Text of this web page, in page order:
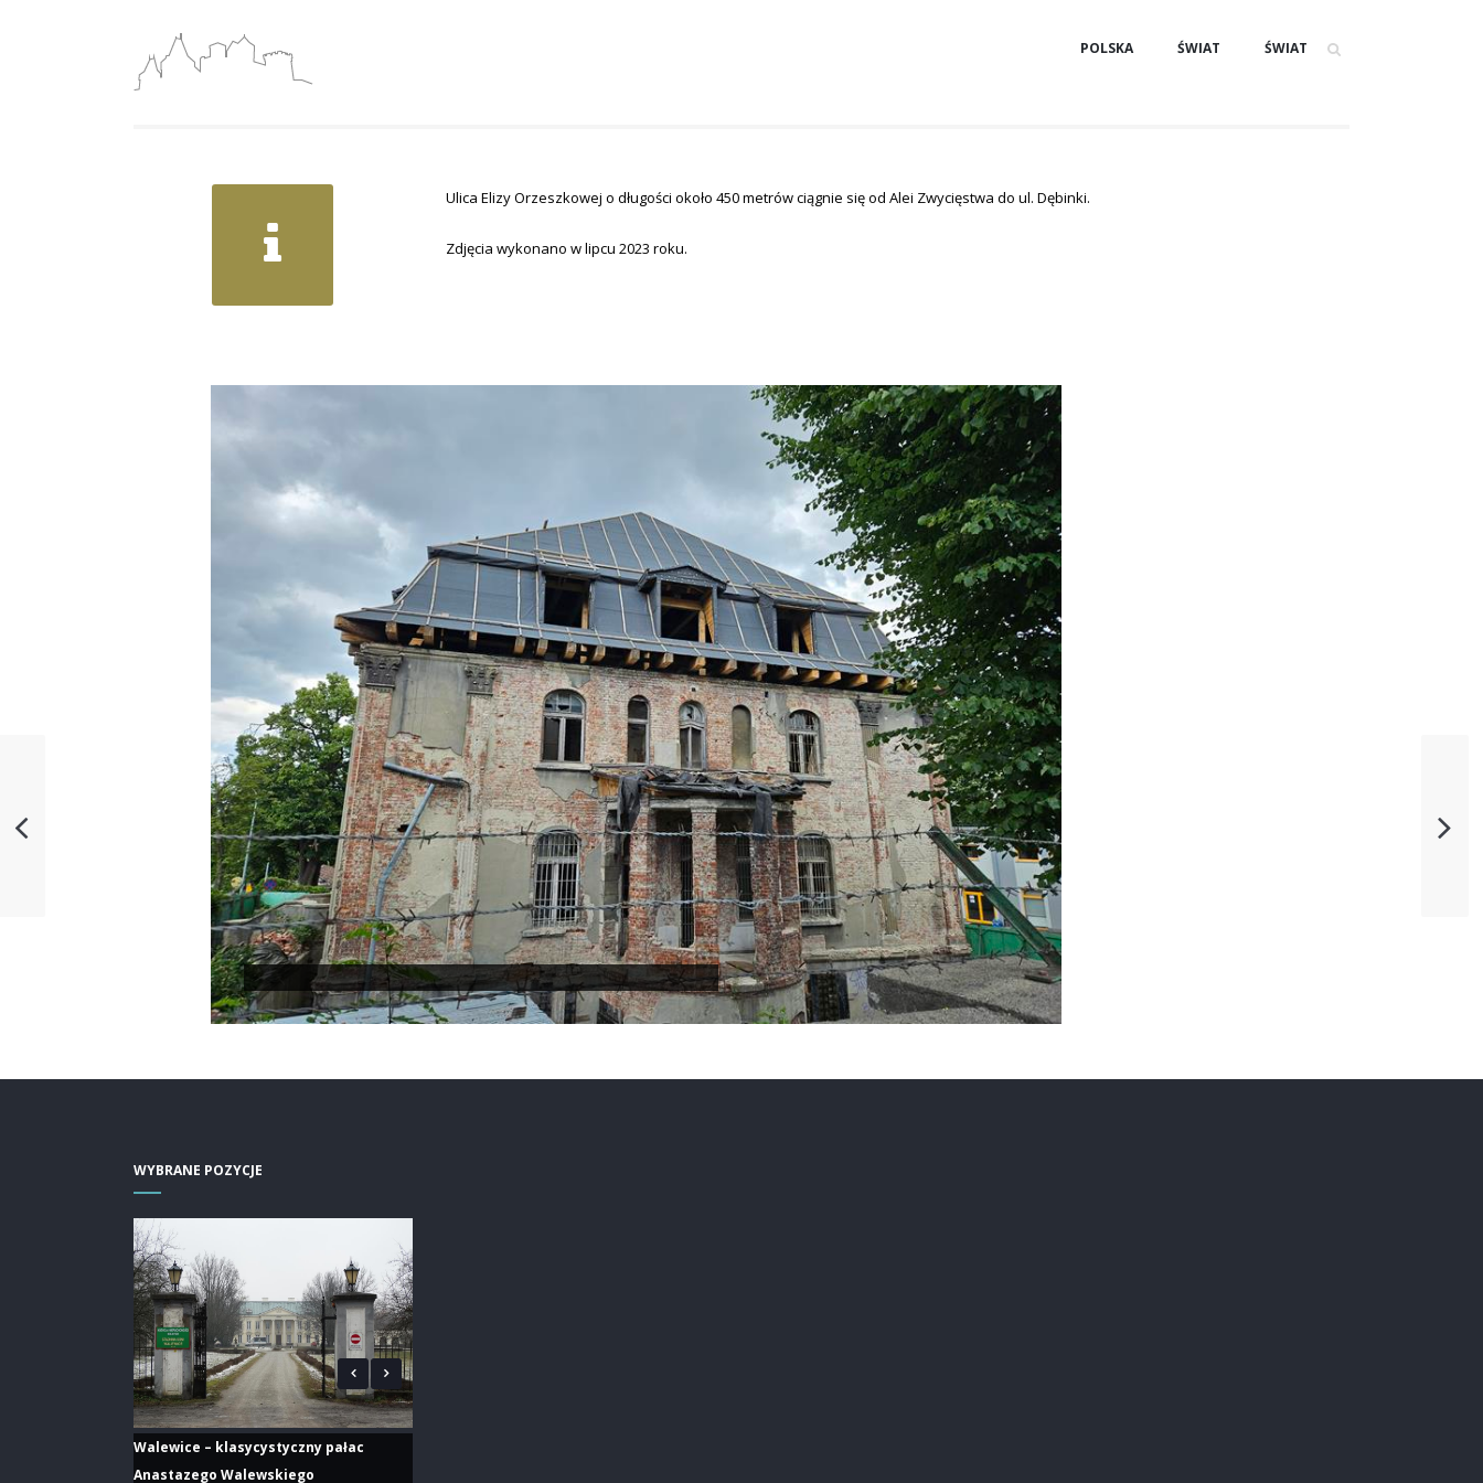
POLSKA ŚWIAT ŚWIAT
Ulica Elizy Orzeszkowej o długości około 450 metrów ciągnie się od Alei Zwycięstwa do ul. Dębinki.
Zdjęcia wykonano w lipcu 2023 roku.
WYBRANE POZYCJE
Walewice – klasycystyczny pałac
Anastazego Walewskiego